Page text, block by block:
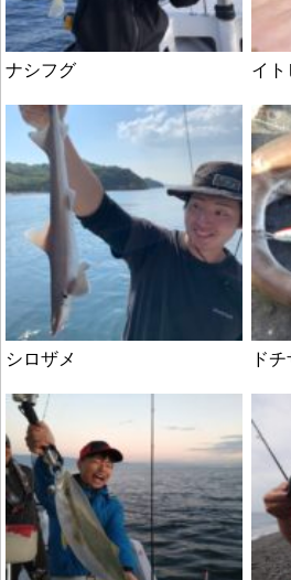
ナシフグ イト
シロザメ ド